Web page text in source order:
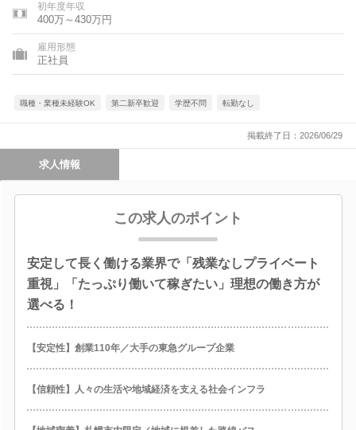
初年度年収
400万～430万円
雇用形態
正社員
職種・業種未経験OK 第二新卒歓迎 学歴不問 転勤なし
掲載終了日：2026/06/29
求人情報
この求人のポイント
安定して長く働ける業界で「残業なしプライベート
重視」「たっぷり働いて稼ぎたい」理想の働き方が
選べる！
【安定性】創業110年／大手の東急グループ企業
【信頼性】人々の生活や地域経済を支える社会インフラ